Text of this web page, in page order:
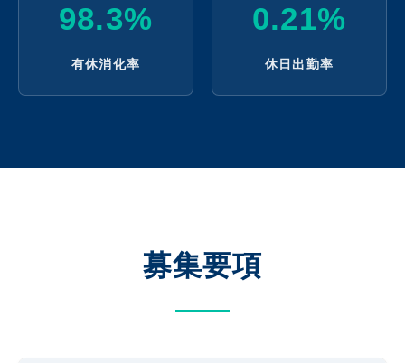
98.3%
有休消化率
0.21%
休日出勤率
募集要項